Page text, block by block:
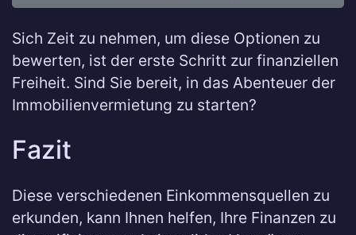
Sich Zeit zu nehmen, um diese Optionen zu
bewerten, ist der erste Schritt zur finanziellen
Freiheit. Sind Sie bereit, in das Abenteuer der
Immobilienvermietung zu starten?
Fazit
Diese verschiedenen Einkommensquellen zu
erkunden, kann Ihnen helfen, Ihre Finanzen zu